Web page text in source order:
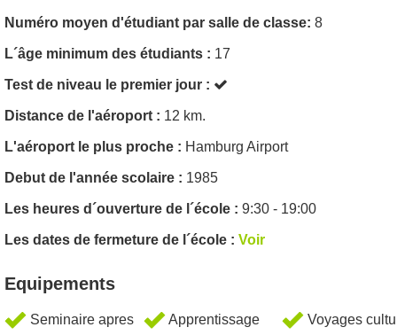
Numéro moyen d'étudiant par salle de classe: 8
L´âge minimum des étudiants : 17
Test de niveau le premier jour :
Distance de l'aéroport : 12 km.
L'aéroport le plus proche : Hamburg Airport
Debut de l'année scolaire : 1985
Les heures d´ouverture de l´école : 9:30 - 19:00
Les dates de fermeture de l´école : Voir
Equipements
Seminaire apres
Apprentissage
Voyages